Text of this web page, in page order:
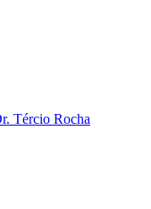
Tércio Rocha